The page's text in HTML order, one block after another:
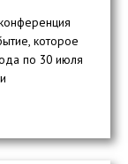
которое
по 30 июля